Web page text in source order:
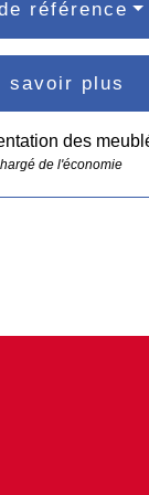
référence
savoir plus
des
de l'économie